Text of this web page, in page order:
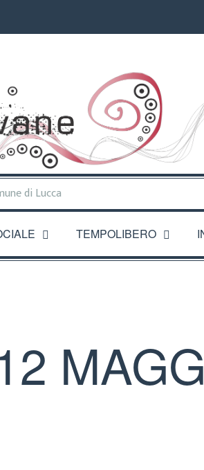
di Lucca
TEMPOLIBERO